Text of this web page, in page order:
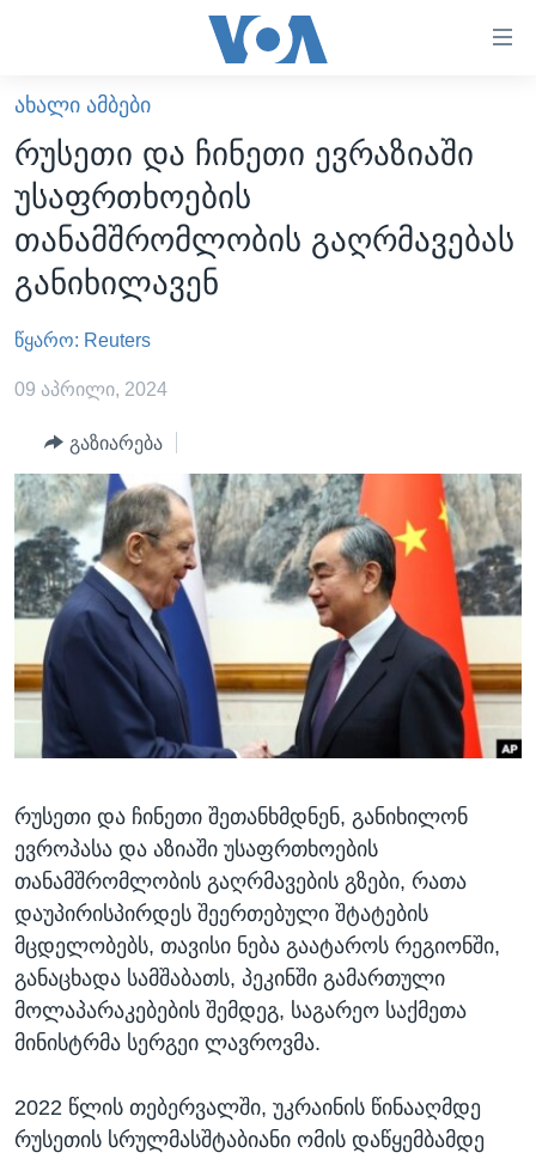
ხელმისაწვდომობისთვის
გადადით
მთავარზე
გადადით
მთავარ
ნავიგაციაზე
გადადით
ძიებაზე
ᲐᲮᲐᲚᲘ ᲐᲛᲑᲔᲑᲘ
ᲡᲐᲥᲐᲠᲗᲕᲔᲚᲝ
ᲐᲨᲨ
ᲐᲨᲨ-ᲘᲡ ᲐᲠᲩᲔᲕᲜᲔᲑᲘ 2024
ᲛᲡᲝᲤᲚᲘᲝ
ᲕᲘᲓᲔᲝᲔᲑᲘ
ᲒᲐᲓᲐᲪᲔᲛᲔᲑᲘ
ᲕᲐᲨᲘᲜᲒᲢᲝᲜᲘ ᲓᲦᲔᲡ
ᲮᲔᲓᲕᲐ ᲕᲐᲨᲘᲜᲒᲢᲝᲜᲘᲓᲐᲜ
ᲡᲢᲣᲓᲘᲐ ᲕᲐᲨᲘᲜᲒᲢᲝᲜᲘ
ᲡᲮᲕᲐ ᲡᲘᲐᲮᲚᲔᲔᲑᲘ
ᲞᲝᲚᲘᲢᲘᲙᲐ
ᲔᲙᲝᲜᲝᲛᲘᲙᲐ
ᲯᲐᲜᲛᲠᲗᲔᲚᲝᲑᲐ
ᲛᲔᲪᲜᲘᲔᲠᲔᲑᲐ
ᲘᲜᲢᲔᲠᲕᲘᲣ
ᲙᲣᲚᲢᲣᲠᲐ
ᲓᲔᲖᲘᲜᲤᲝᲠᲛᲐᲪᲘᲐ
ᲠᲣᲡᲔᲗᲘᲡ ᲨᲔᲭᲠᲐ ᲣᲙᲠᲐᲘᲜᲐᲨᲘ
Learning English
ᲗᲕᲐᲚᲘ ᲒᲕᲐᲓᲔᲕᲜᲔᲗ
ენები
ᲐᲮᲐᲚᲘ ᲐᲛᲑᲔᲑᲘ
რუსეთი და ჩინეთი ევრაზიაში
უსაფრთხოების
თანამშრომლობის გაღრმავებას
განიხილავენ
წყარო: Reuters
09 აპრილი, 2024
გაზიარება
რუსეთი და ჩინეთი შეთანხმდნენ, განიხილონ
ევროპასა და აზიაში უსაფრთხოების
თანამშრომლობის გაღრმავების გზები, რათა
დაუპირისპირდეს შეერთებული შტატების
მცდელობებს, თავისი ნება გაატაროს რეგიონში,
განაცხადა სამშაბათს, პეკინში გამართული
მოლაპარაკებების შემდეგ, საგარეო საქმეთა
მინისტრმა სერგეი ლავროვმა.
2022 წლის თებერვალში, უკრაინის წინააღმდე
რუსეთის სრულმასშტაბიანი ომის დაწყემბამდე